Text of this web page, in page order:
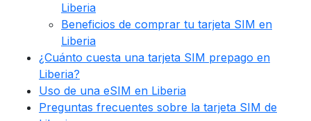
Liberia
Beneficios de comprar tu tarjeta SIM en
Liberia
¿Cuánto cuesta una tarjeta SIM prepago en
Liberia?
Uso de una eSIM en Liberia
Preguntas frecuentes sobre la tarjeta SIM de